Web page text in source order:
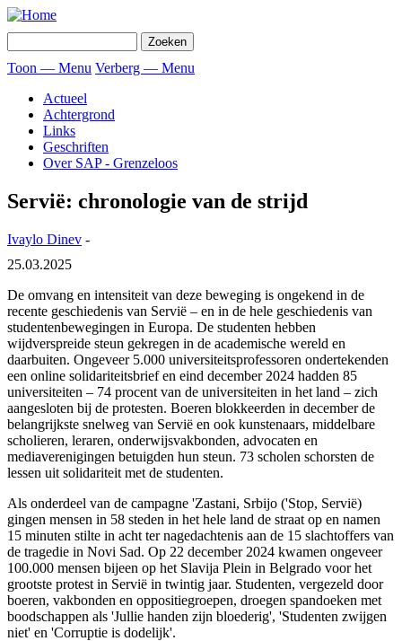
Overslaan
en
naar
de
inhoud
gaan
Menu
Toon — Menu Verberg — Menu
Actueel
Achtergrond
Links
Geschriften
Over SAP - Grenzeloos
Servië: chronologie van de strijd
Ivaylo Dinev -
25.03.2025
De omvang en intensiteit van deze beweging is ongekend in de
recente geschiedenis van Servië – en in de hele geschiedenis van
studentenbewegingen in Europa. De studenten hebben
wijdverspreide steun gekregen in de academische wereld en
daarbuiten. Ongeveer 5.000 universiteitsprofessoren ondertekenden
een online solidariteitsbrief en eind december 2024 hadden 85
universiteiten – 74 procent van de universiteiten in het land – zich
aangesloten bij de protesten. Boeren blokkeerden in december de
belangrijkste snelweg van Servië en ook kunstenaars, middelbare
scholieren, leraren, onderwijsvakbonden, advocaten en
mediaverenigingen betuigden hun steun. 73 scholen schorsten de
lessen uit solidariteit met de studenten.
Als onderdeel van de campagne 'Zastani, Srbijo ('Stop, Servië)
gingen mensen in 58 steden in het hele land de straat op en namen
15 minuten stilte in acht ter nagedachtenis aan de 15 slachtoffers van
de tragedie in Novi Sad. Op 22 december 2024 kwamen ongeveer
100.000 mensen bijeen op het Slavija Plein in Belgrado voor het
grootste protest in Servië in twintig jaar. Studenten, vergezeld door
boeren, vakbonden en oppositiegroepen, droegen spandoeken met
boodschappen als 'Jullie handen zijn bloederig', 'Studenten zwijgen
niet' en 'Corruptie is dodelijk'.